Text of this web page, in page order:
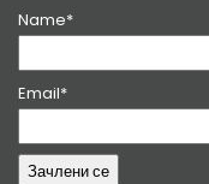
Name*
Email*